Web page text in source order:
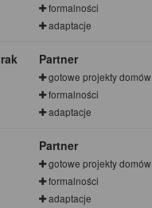
formalności
adaptacje
Partner
gotowe projekty domów
formalności
adaptacje
Partner
gotowe projekty domów
formalności
adaptacje